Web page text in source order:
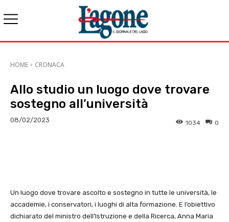
HOME CRONACA
Allo studio un luogo dove trovare
sostegno all’università
08/02/2023 0
1034
Un luogo dove trovare ascolto e sostegno in tutte le università, le
accademie, i conservatori, i luoghi di alta formazione. E l’obiettivo
dichiarato del ministro dell’Istruzione e della Ricerca, Anna Maria